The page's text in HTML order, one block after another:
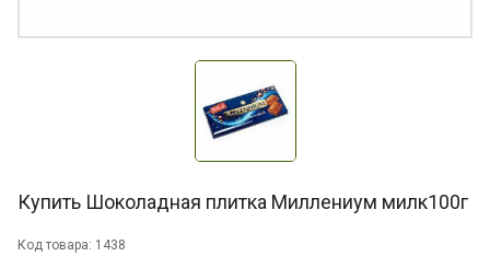
Купить Шоколадная плитка Миллениум милк100г
Код товара: 1438